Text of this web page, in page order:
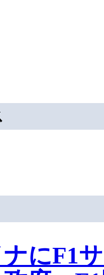
にF1